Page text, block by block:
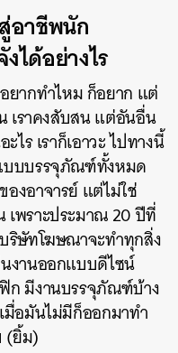
อาชีพนัก
ได้อย่างไร
ยากทำไหม ก็อยาก แต่
เราคงสับสน แต่อันอื่น
ไร เราก็เอาวะ ไปทางนี้
บบบรรจุภัณฑ์ทั้งหมด
งอาจารย์ แต่ไม่ใช่
พราะประมาณ 20 ปีที่
ริษัทโฆษณาจะทำทุกสิ่ง
งานออกแบบดีไซน์
ก มีงานบรรจุภัณฑ์บ้าง
อมันไม่มีก็ออกมาทำ
(ยิ้ม)